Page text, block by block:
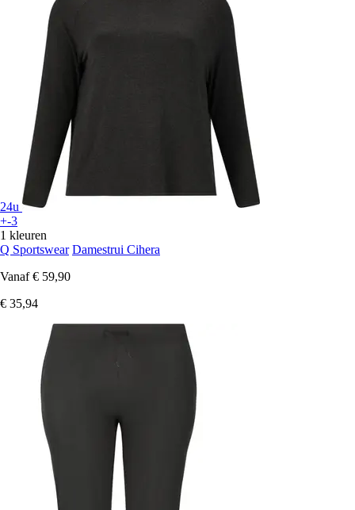
24u
+-3
1 kleuren
Q Sportswear Damestrui Cihera
Vanaf € 59,90
€ 35,94